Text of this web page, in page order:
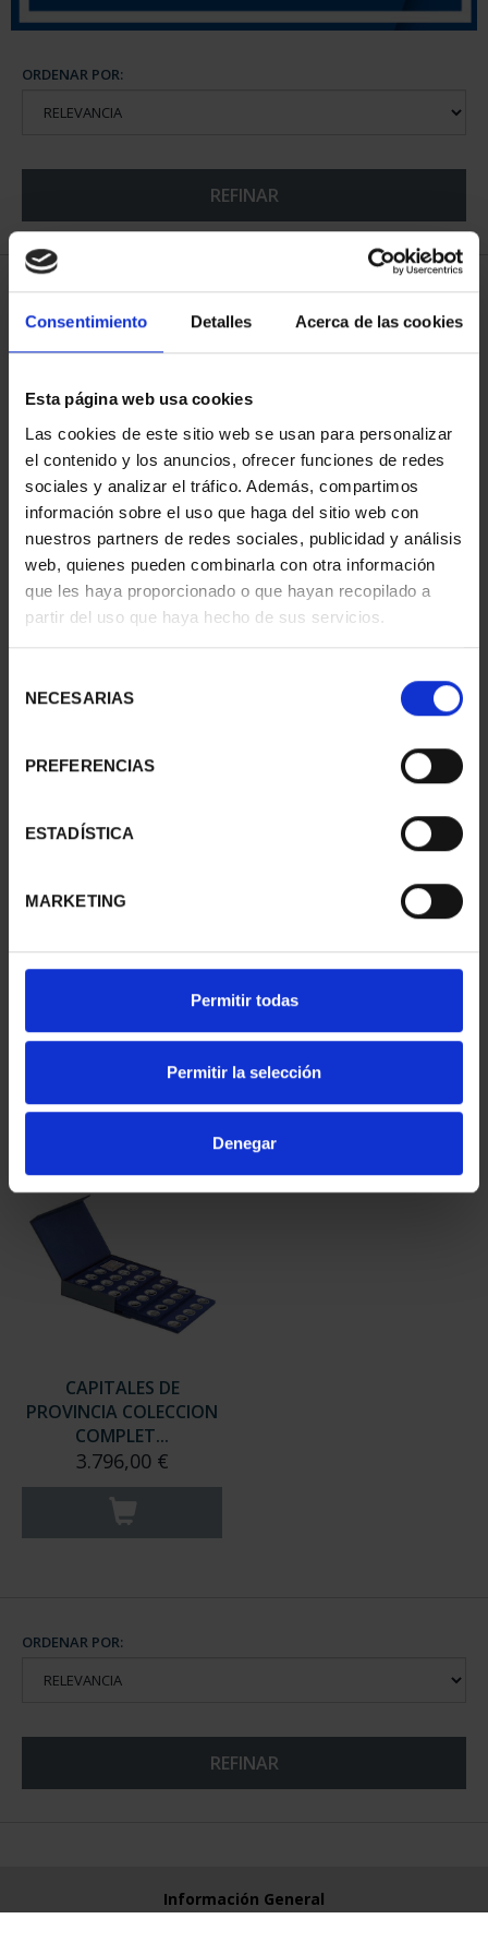
Consentimiento Detalles Acerca de las cookies
Esta página web usa cookies
Las cookies de este sitio web se usan para personalizar
el contenido y los anuncios, ofrecer funciones de redes
sociales y analizar el tráfico. Además, compartimos
información sobre el uso que haga del sitio web con
nuestros partners de redes sociales, publicidad y análisis
web, quienes pueden combinarla con otra información
que les haya proporcionado o que hayan recopilado a
partir del uso que haya hecho de sus servicios.
NECESARIAS
PREFERENCIAS
ESTADÍSTICA
MARKETING
Permitir todas
Permitir la selección
Denegar
ORDENAR POR:
REFINAR
5 Productos encontrados
SUSCRIPCIÓN
CAPITALES DE
PROVINCIA 1
949,00 €
Sólo para usuarios
registrados
SUSCRIPCIÓN
CAPITALES DE
PROVINCIA 2
949,00 €
Sólo para usuarios
registrados
PROVINCIA 3
registrados
PROVINCIA 4
registrados
CAPITALES DE
PROVINCIA COLECCION
COMPLET...
3.796,00 €
ORDENAR POR:
REFINAR
Información General